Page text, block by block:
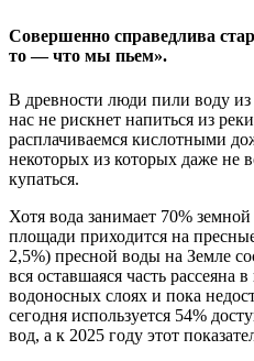
Совершенно справедлива
то — что мы пьем».
В древности люди пили воду из
нас не рискнет напиться из
расплачиваемся кислотными
некоторых из которых даже не
купаться.
Хотя вода занимает 70%
площади приходится на
2,5%) пресной воды на Земле
вся оставшаяся часть рассеяна
водоносных слоях и пока
сегодня используется 54%
вод, а к 2025 году этот